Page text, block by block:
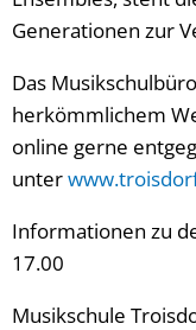
Generationen zur
Das
herkömmlichem
online gerne
unter
Informationen zu
17.00
Musikschule